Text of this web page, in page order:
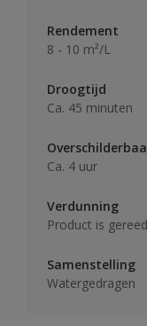
Rendement
8 - 10 m²/L
Droogtijd
Ca. 45 minuten
Ca. 4 uur
Verdunning
Product is
Samenstelling
Watergedragen